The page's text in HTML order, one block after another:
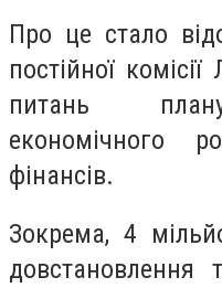
Про це стало
постійної
питань
економічного
фінансів.
Зокрема, 4
довстановлення